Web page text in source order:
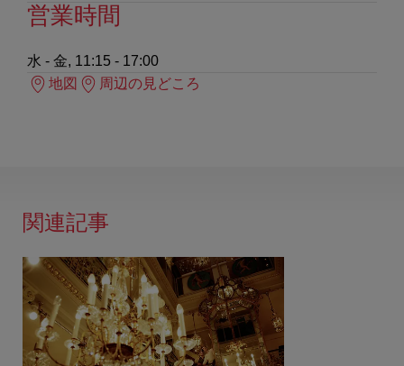
営業時間
水 - 金, 11:15 - 17:00
地図
周辺の見どころ
関連記事